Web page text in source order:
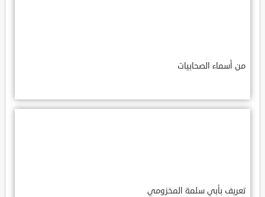
من أسماء الصحابيات
تعريف بأبي سلمة المخزومي